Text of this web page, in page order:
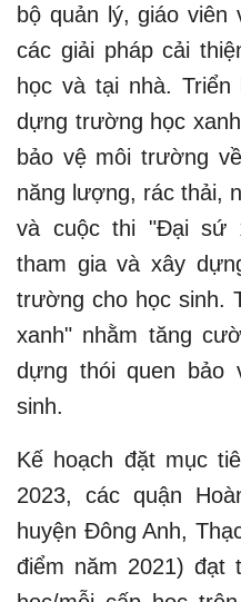
bộ quản lý, giáo viên
các giải pháp cải
học và tại nhà.
dựng trường học
bảo vệ môi trường
năng lượng, rác thải,
và cuộc thi "Đại sứ
tham gia và xây
trường cho học sinh.
xanh" nhằm tăng
dựng thói quen bảo
sinh.
Kế hoạch đặt mục
2023, các quận
huyện Đông Anh,
điểm năm 2021) đạt